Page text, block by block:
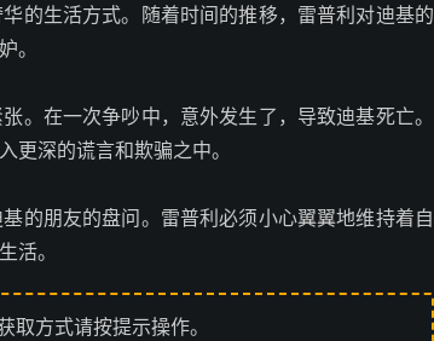
的生活方式。随着时间的推移，雷普利对迪基的
。
。在一次争吵中，意外发生了，导致迪基死亡。
更深的谎言和欺骗之中。
的朋友的盘问。雷普利必须小心翼翼地维持着自
活。
方式请按提示操作。